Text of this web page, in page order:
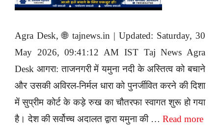
Agra Desk, 🌐 tajnews.in | Updated: Saturday, 30
May 2026, 09:41:12 AM IST Taj News Agra
Desk आगरा: ताजनगरी में यमुना नदी के अस्तित्व को बचाने
और उसकी अविरल-निर्मल धारा को पुनर्जीवित करने की दिशा
में सुप्रीम कोर्ट के कड़े रुख का चौतरफा स्वागत शुरू हो गया
है। देश की सर्वोच्च अदालत द्वारा यमुना की … Read more